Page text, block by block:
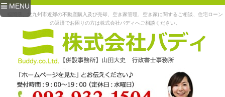
MENU
福岡県、北九州市近郊の不動産購入及び売却、空き家管理、空き家に関するご相談、住宅ローン
の返済でお困りの方は株式会社バディへご相談ください。